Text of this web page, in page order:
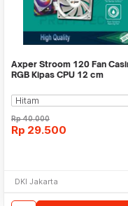
Axper Stroom 120 Fan
RGB Kipas CPU 12 cm
Rp40.000
Rp 29.500
DKI Jakarta